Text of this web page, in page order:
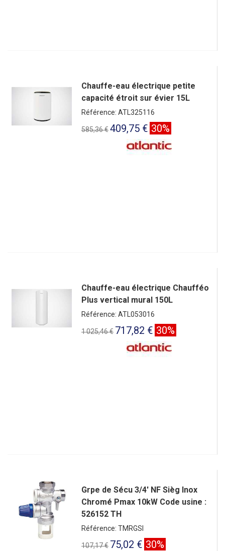
Chauffe-eau électrique petite
capacité étroit sur évier 15L
Référence: ATL325116
585,36 €409,75 € 30%
Chauffe-eau électrique Chaufféo
Plus vertical mural 150L
Référence: ATL053016
1 025,46 € 717,82 € 30%
Grpe de Sécu 3/4' NF Sièg Inox
Chromé Pmax 10kW Code usine :
526152 TH
Référence: TMRGSI
107,17 € 75,02 € 30%